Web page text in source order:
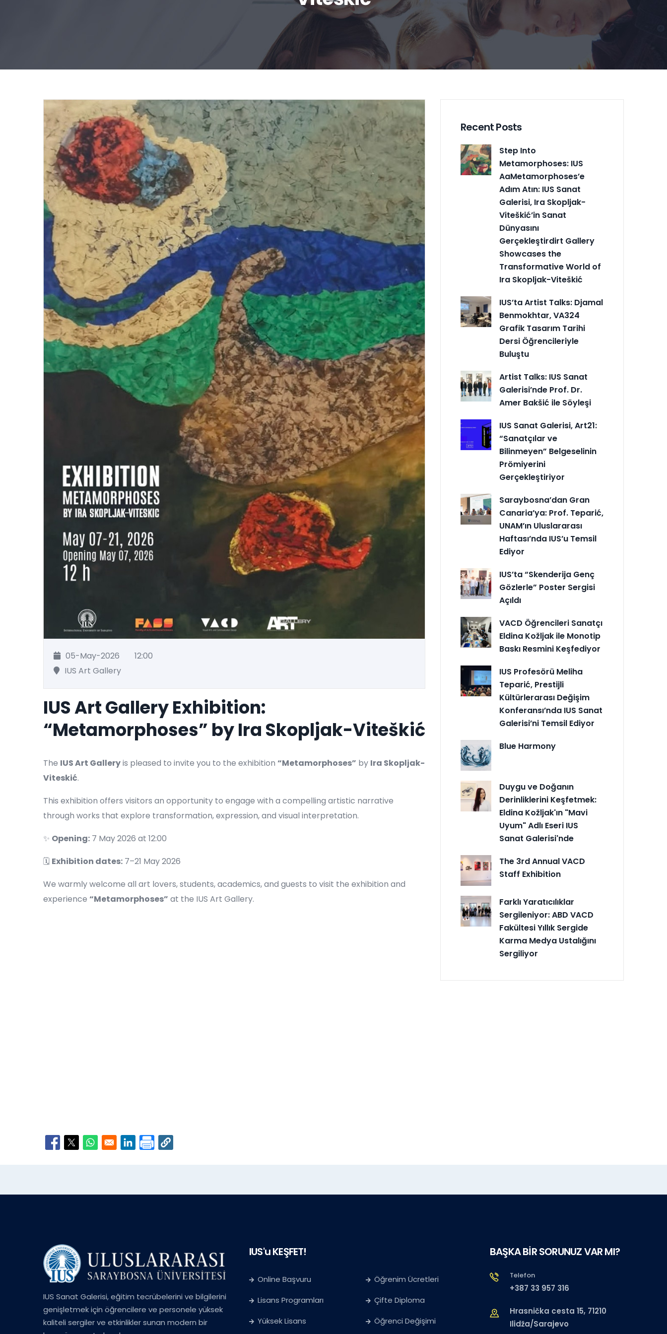
05-May-2026
12:00
IUS Art Gallery
IUS Art Gallery Exhibition:
“Metamorphoses” by Ira Skopljak-Viteškić
The IUS Art Galleryis pleased to invite you to the exhibition “Metamorphoses” by Ira Skopljak-
Viteskić.
This exhibition offers visitors an opportunity to engage with a compelling artistic narrative
through works that explore transformation, expression, and visual interpretation.
✨ Opening: 7 May 2026 at 12:00
🗓 Exhibition dates: 7–21 May 2026
We warmly welcome all art lovers, students, academics, and guests to visit the exhibition and
experience “Metamorphoses” at the IUS Art Gallery.
Opens in a new window
Opens in a new window
Opens in a new window
Opens in a new window
Recent Posts
Step Into
Metamorphoses: IUS
AaMetamorphoses’e
Adım Atın: IUS Sanat
Galerisi, Ira Skopljak-
Viteškić’in Sanat
Dünyasını
Gerçekleştirdirt Gallery
Showcases the
Transformative World of
Ira Skopljak-Viteškić
IUS’ta Artist Talks: Djamal
Benmokhtar, VA324
Grafik Tasarım Tarihi
Dersi Öğrencileriyle
Buluştu
Artist Talks: IUS Sanat
Galerisi’nde Prof. Dr.
Amer Bakšić ile Söyleşi
IUS Sanat Galerisi, Art21:
“Sanatçılar ve
Bilinmeyen” Belgeselinin
Prömiyerini
Gerçekleştiriyor
Saraybosna’dan Gran
Canaria’ya: Prof. Teparić,
UNAM’ın Uluslararası
Haftası’nda IUS’u Temsil
Ediyor
IUS’ta “Skenderija Genç
Gözlerle” Poster Sergisi
Açıldı
VACD Öğrencileri Sanatçı
Eldina Kožljak ile Monotip
Baskı Resmini Keşfediyor
IUS Profesörü Meliha
Teparić, Prestijli
Kültürlerarası Değişim
Konferansı’nda IUS Sanat
Galerisi’ni Temsil Ediyor
Blue Harmony
Duygu ve Doğanın
Derinliklerini Keşfetmek:
Eldina Kožljak'ın "Mavi
Uyum" Adlı Eseri IUS
Sanat Galerisi'nde
The 3rd Annual VACD
Staff Exhibition
Farklı Yaratıcılıklar
Sergileniyor: ABD VACD
Fakültesi Yıllık Sergide
Karma Medya Ustalığını
Sergiliyor
IUS Sanat Galerisi, eğitim tecrübelerini ve bilgilerini
genişletmek için öğrencilere ve personele yüksek
kaliteli sergiler ve etkinlikler sunan modern bir
IUS'u KEŞFET!
Online Başvuru
Lisans Programları
Yüksek Lisans
Öğrenim Ücretleri
Çifte Diploma
Öğrenci Değişimi
BAŞKA BİR SORUNUZ VAR MI?
Telefon
+387 33 957 316
Hrasnička cesta 15, 71210
Ilidža/Sarajevo